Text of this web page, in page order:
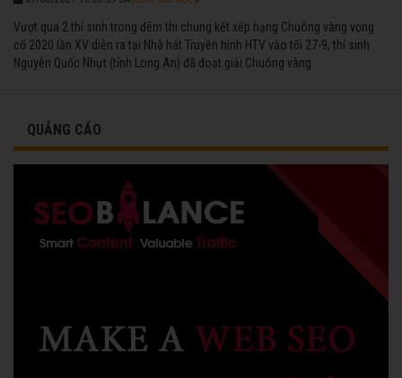
Vượt qua 2 thí sinh trong đêm thi chung kết xếp hạng Chuông vàng vọng
cổ 2020 lần XV diễn ra tại Nhà hát Truyền hình HTV vào tối 27-9, thí sinh
Nguyễn Quốc Nhựt (tỉnh Long An) đã đoạt giải Chuông vàng.
QUẢNG CÁO